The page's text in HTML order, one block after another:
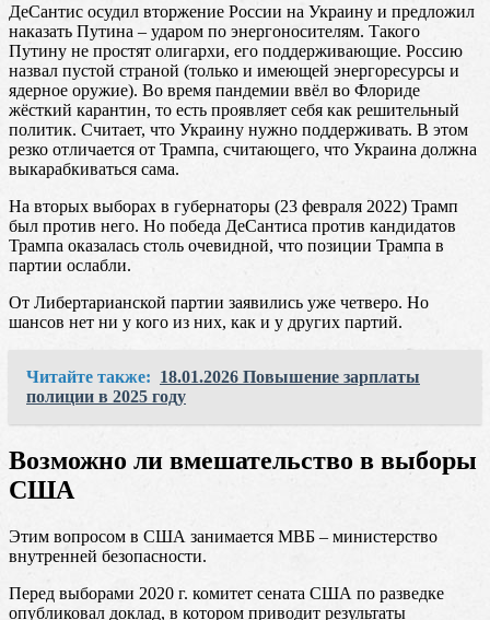
ДеСантис осудил вторжение России на Украину и предложил
наказать Путина – ударом по энергоносителям. Такого
Путину не простят олигархи, его поддерживающие. Россию
назвал пустой страной (только и имеющей энергоресурсы и
ядерное оружие). Во время пандемии ввёл во Флориде
жёсткий карантин, то есть проявляет себя как решительный
политик. Считает, что Украину нужно поддерживать. В этом
резко отличается от Трампа, считающего, что Украина должна
выкарабкиваться сама.
На вторых выборах в губернаторы (23 февраля 2022) Трамп
был против него. Но победа ДеСантиса против кандидатов
Трампа оказалась столь очевидной, что позиции Трампа в
партии ослабли.
От Либертарианской партии заявились уже четверо. Но
шансов нет ни у кого из них, как и у других партий.
Читайте также: 18.01.2026 Повышение зарплаты
полиции в 2025 году
Возможно ли вмешательство в выборы
США
Этим вопросом в США занимается МВБ – министерство
внутренней безопасности.
Перед выборами 2020 г. комитет сената США по разведке
опубликовал доклад, в котором приводит результаты